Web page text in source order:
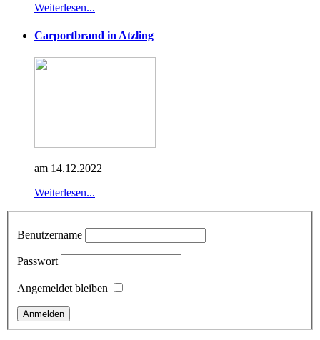
Weiterlesen...
Carportbrand in Atzling
am 14.12.2022
Weiterlesen...
Benutzername
Passwort
Angemeldet bleiben